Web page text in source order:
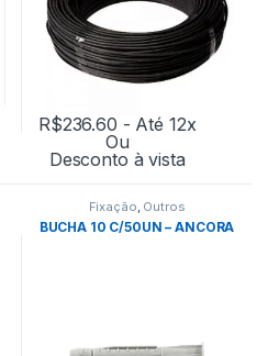
R$236.60 - Até 12x
Ou
Desconto à vista
Fixação, Outros
BUCHA 10 C/50UN – ANCORA